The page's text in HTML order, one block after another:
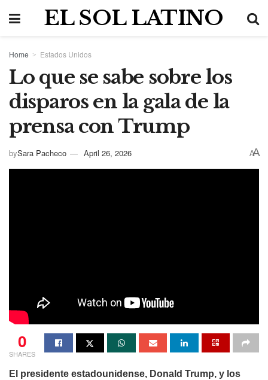
EL SOL LATINO
Home Estados Unidos
Lo que se sabe sobre los
disparos en la gala de la
prensa con Trump
bySara Pacheco April 26, 2026 AA
0
SHARES
El presidente estadounidense, Donald Trump, y los